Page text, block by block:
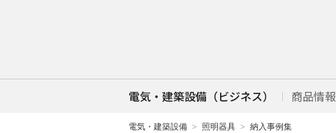
電気・建築設備（ビジネス） 商品情報
電気・建築設備 照明器具 納入事例集